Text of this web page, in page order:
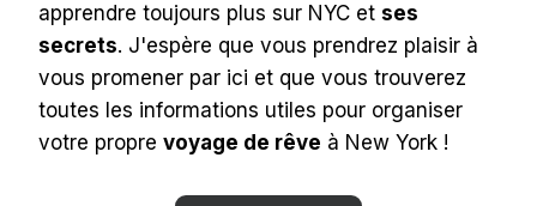
apprendre toujours plus sur NYC et ses
secrets. J'espère que vous prendrez plaisir à
vous promener par ici et que vous trouverez
toutes les informations utiles pour organiser
votre propre voyage de rêve à New York !